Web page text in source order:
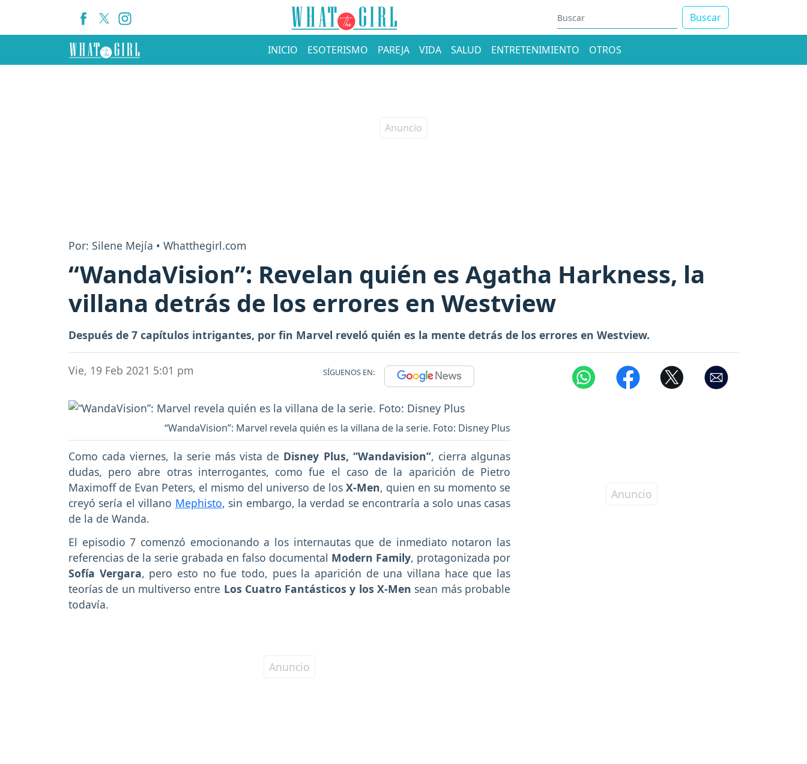
Buscar
INICIO ESOTERISMO PAREJA VIDA SALUD ENTRETENIMIENTO OTROS
Por: Silene Mejía • Whatthegirl.com
“WandaVision”: Revelan quién es Agatha Harkness, la
villana detrás de los errores en Westview
Después de 7 capítulos intrigantes, por fin Marvel reveló quién es la mente detrás de los errores en Westview.
Vie, 19 Feb 2021 5:01 pm SÍGUENOS EN:
“WandaVision”: Marvel revela quién es la villana de la serie. Foto: Disney Plus
Como cada viernes, la serie más vista de Disney Plus, “Wandavision”, cierra algunas
dudas, pero abre otras interrogantes, como fue el caso de la aparición de Pietro
Maximoff de Evan Peters, el mismo del universo de los X-Men, quien en su momento se
creyó sería el villano Mephisto, sin embargo, la verdad se encontraría a solo unas casas
de la de Wanda.
El episodio 7 comenzó emocionando a los internautas que de inmediato notaron las
referencias de la serie grabada en falso documental Modern Family, protagonizada por
Sofía Vergara, pero esto no fue todo, pues la aparición de una villana hace que las
teorías de un multiverso entre Los Cuatro Fantásticos y los X-Men sean más probable
todavía.